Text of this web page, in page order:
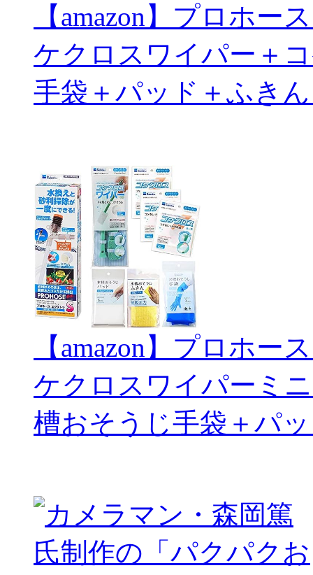
【amazon】プロホ
ケクロスワイパー＋
手袋＋パッド＋ふき
【amazon】プロホー
ケクロスワイパーミ
槽おそうじ手袋＋パ